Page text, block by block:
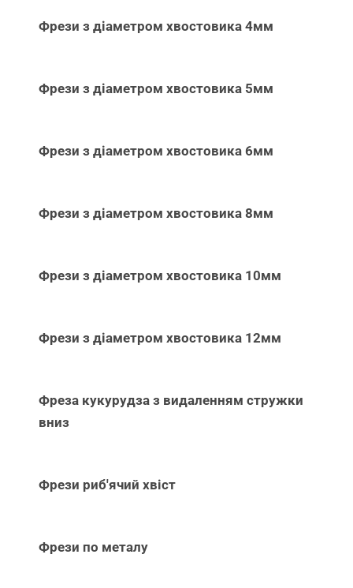
Фрези з діаметром хвостовика 4мм
Фрези з діаметром хвостовика 5мм
Фрези з діаметром хвостовика 6мм
Фрези з діаметром хвостовика 8мм
Фрези з діаметром хвостовика 10мм
Фрези з діаметром хвостовика 12мм
Фреза кукурудза з видаленням стружки
вниз
Фрези риб'ячий хвіст
Фрези по металу